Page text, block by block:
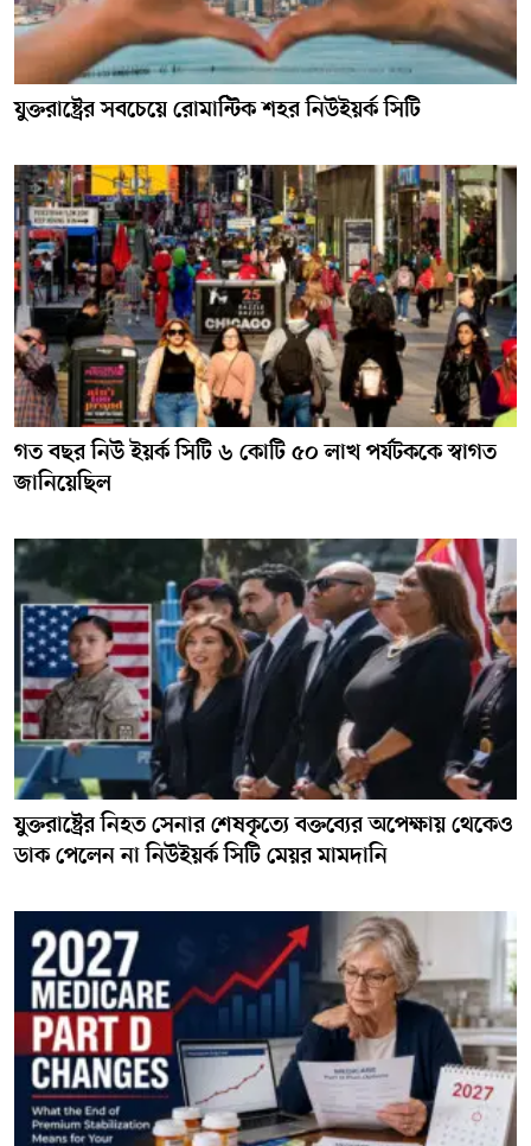
যুক্তরাষ্ট্রের সবচেয়ে রোমান্টিক শহর নিউইয়র্ক সিটি
গত বছর নিউ ইয়র্ক সিটি ৬ কোটি ৫০ লাখ পর্যটককে স্বাগত
জানিয়েছিল
যুক্তরাষ্ট্রের নিহত সেনার শেষকৃত্যে বক্তব্যের অপেক্ষায় থেকেও
ডাক পেলেন না নিউইয়র্ক সিটি মেয়র মামদানি